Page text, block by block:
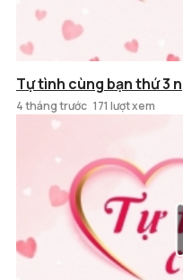
Tự tình cùng bạn thứ 3
4 tháng trước 171 lượt xem